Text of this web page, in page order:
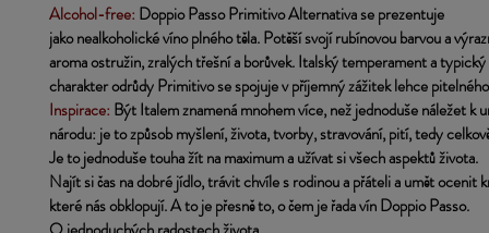
Alcohol-free: Doppio Passo Primitivo Alternativa se prezentuje
jako nealkoholické víno plného těla. Potěší svojí rubínovou barvou a
aroma ostružin, zralých třešní a borůvek. Italský temperament a typický
charakter odrůdy Primitivo se spojuje v příjemný zážitek lehce
Inspirace: Být Italem znamená mnohem více, než jednoduše náležet k
národu: je to způsob myšlení, života, tvorby, stravování, pití, tedy
Je to jednoduše touha žít na maximum a užívat si všech aspektů života.
Najít si čas na dobré jídlo, trávit chvíle s rodinou a přáteli a umět ocenit
které nás obklopují. A to je přesně to, o čem je řada vín Doppio Passo.